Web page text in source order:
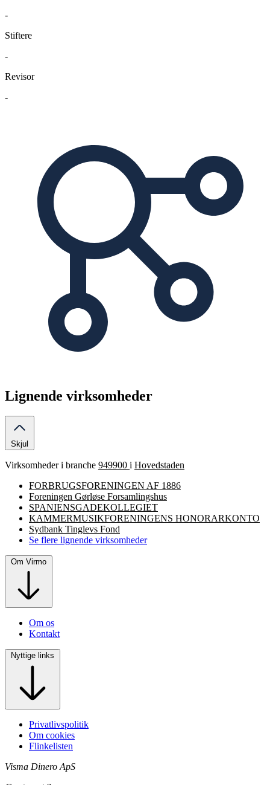
-
Stiftere
-
Revisor
-
Lignende virksomheder
Skjul
Virksomheder i branche 949900 i Hovedstaden
FORBRUGSFORENINGEN AF 1886
Foreningen Gørløse Forsamlingshus
SPANIENSGADEKOLLEGIET
KAMMERMUSIKFORENINGENS HONORARKONTO
Sydbank Tinglevs Fond
Se flere lignende virksomheder
Om Virmo
Om os
Kontakt
Nyttige links
Privatlivspolitik
Om cookies
Flinkelisten
Visma Dinero ApS